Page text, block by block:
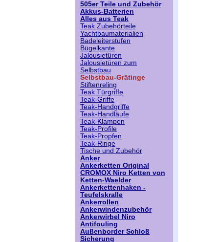
505er Teile und Zubehör
Akkus-Batterien
Alles aus Teak
Teak Zubehörteile
Yachtbaumaterialien
Badeleiterstufen
Bügelkante
Jalousietüren
Jalousietüren zum
Selbstbau
Selbstbau-Grätinge
Stiftenreling
Teak Türgriffe
Teak-Griffe
Teak-Handgriffe
Teak-Handläufe
Teak-Klampen
Teak-Profile
Teak-Propfen
Teak-Ringe
Tische und Zubehör
Anker
Ankerketten Original
CROMOX Niro Ketten von
Ketten-Waelder
Ankerkettenhaken -
Teufelskralle
Ankerrollen
Ankerwindenzubehör
Ankerwirbel Niro
Antifouling
Außenborder Schloß
Sicherung